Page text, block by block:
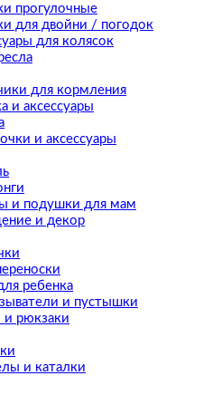
прогулочные
для двойни / погодок
для колясок
для кормления
и аксессуары
и аксессуары
и подушки для мам
и декор
ребенка
и пустышки
рюкзаки
и каталки